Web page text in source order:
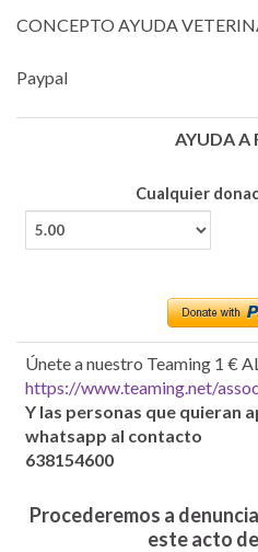
CONCEPTO AYUDA
Paypal
AYUDA A
Cualquier
Únete a nuestro Teaming 1 €
https://www.teaming.net/
Y las personas que quieran
whatsapp al contacto
638154600
Procederemos a
este acto